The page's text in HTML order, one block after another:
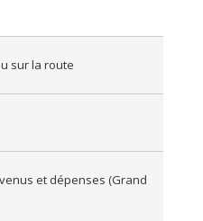
sur la route
et dépenses (Grand